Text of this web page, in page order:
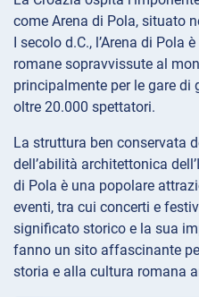
come Arena di Pola, situato
I secolo d.C., l’Arena di
romane sopravvissute al
principalmente per le gare
oltre 20.000 spettatori.
La struttura ben conservata
dell’abilità architettonica
di Pola è una popolare
eventi, tra cui concerti e
significato storico e la sua
fanno un sito affascinante
storia e alla cultura romana